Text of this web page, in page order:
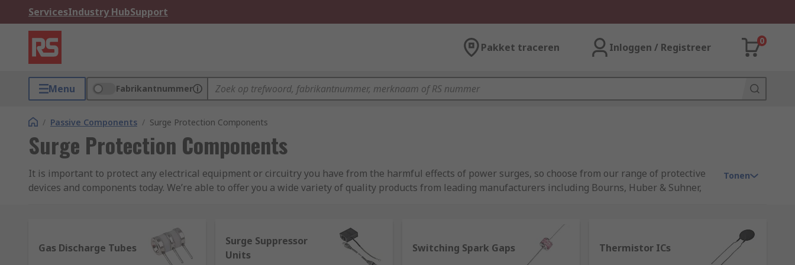
ServicesIndustry HubSupport
Pakket traceren Inloggen / Registreer
0
Menu Fabrikantnummer
/ Passive Components / Surge Protection Components
Surge Protection Components
It is important to protect any electrical equipment or circuitry you have from the harmful effects of power surges, so choose from our range of protective
devices and components today. We’re able to offer you a wide variety of quality products from leading manufacturers including Bourns, Huber & Suhner,
How does surge protection work?
Power surges are a sudden increase in the electrical current being routed into power outlets. If a power surge happens, irreparable damage to equipment
Tonen
Gas Discharge Tubes
Surge Suppressor
Units
Switching Spark Gaps Thermistor ICs